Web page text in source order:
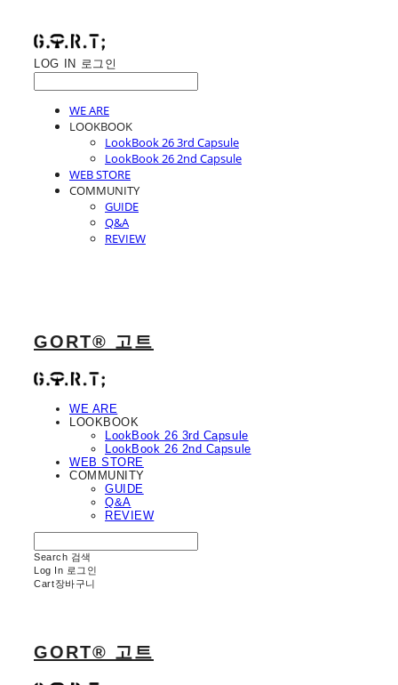
LOG IN 로그인
WE ARE
LOOKBOOK
LookBook 26 3rd Capsule
LookBook 26 2nd Capsule
WEB STORE
COMMUNITY
GUIDE
Q&A
REVIEW
GORT® 고트
WE ARE
LOOKBOOK
LookBook 26 3rd Capsule
LookBook 26 2nd Capsule
WEB STORE
COMMUNITY
GUIDE
Q&A
REVIEW
Search 검색
Log In 로그인
Cart장바구니
GORT® 고트